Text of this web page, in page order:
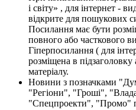
і світу» , для інтернет -
відкрите для пошукових
Посилання має бути
повного або часткового
Гіперпосилання ( для
розміщена в
матеріалу.
Новини з позначками
"Регіони", "Гроші",
"Спецпроекти", "Промо"